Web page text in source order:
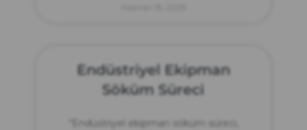
Endüstriyel Ekipman
Söküm Süreci
“Endüstriyel ekipman söküm süreci,